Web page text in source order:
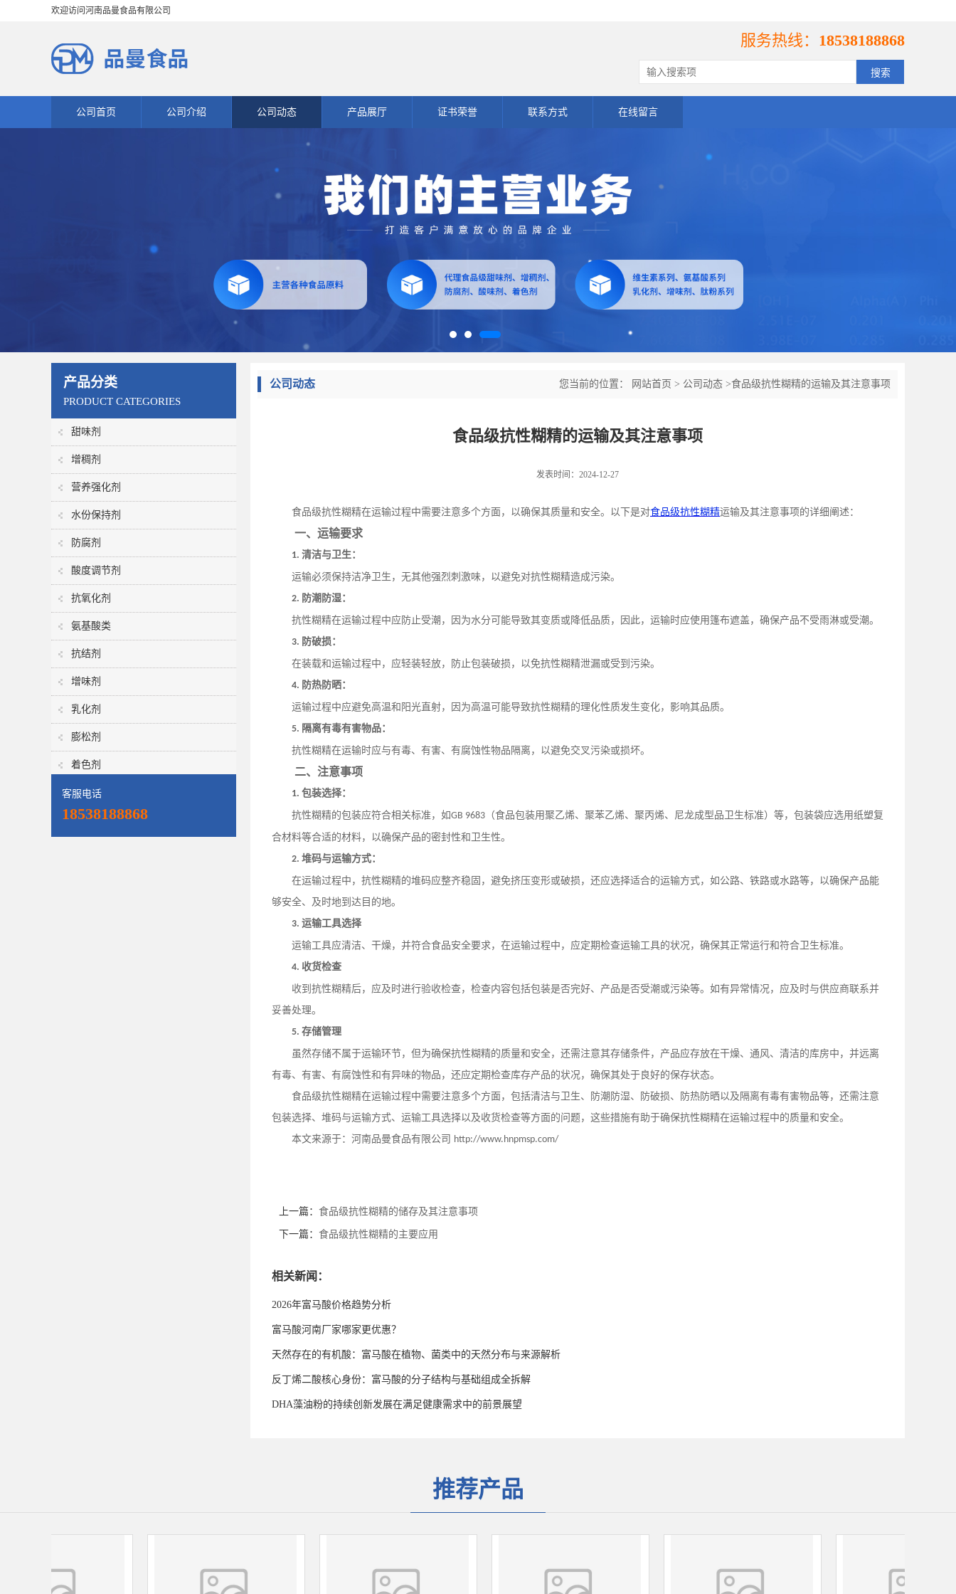
欢迎访问河南品曼食品有限公司
服务热线： 18538188868
公司首页 公司介绍 公司动态 产品展厅 证书荣誉 联系方式 在线留言
产品分类
PRODUCT CATEGORIES
甜味剂
增稠剂
营养强化剂
水份保持剂
防腐剂
酸度调节剂
抗氧化剂
氨基酸类
抗结剂
增味剂
乳化剂
膨松剂
着色剂
客服电话
18538188868
公司动态 您当前的位置： 网站首页 > 公司动态 >食品级抗性糊精的运输及其注意事项
食品级抗性糊精的运输及其注意事项
发表时间：2024-12-27
食品级抗性糊精在运输过程中需要注意多个方面，以确保其质量和安全。以下是对食品级抗性糊精运输及其注意事项的详细阐述：
一、运输要求
1. 清洁与卫生：
运输必须保持洁净卫生，无其他强烈刺激味，以避免对抗性糊精造成污染。
2. 防潮防湿：
抗性糊精在运输过程中应防止受潮，因为水分可能导致其变质或降低品质，因此，运输时应使用篷布遮盖，确保产品不受雨淋或受潮。
3. 防破损：
在装载和运输过程中，应轻装轻放，防止包装破损，以免抗性糊精泄漏或受到污染。
4. 防热防晒：
运输过程中应避免高温和阳光直射，因为高温可能导致抗性糊精的理化性质发生变化，影响其品质。
5. 隔离有毒有害物品：
抗性糊精在运输时应与有毒、有害、有腐蚀性物品隔离，以避免交叉污染或损坏。
二、注意事项
1. 包装选择：
抗性糊精的包装应符合相关标准，如GB 9683 （食品包装用聚乙烯、聚苯乙烯、聚丙烯、尼龙成型品卫生标准）等，包装袋应选用纸塑复
合材料等合适的材料，以确保产品的密封性和卫生性。
2. 堆码与运输方式：
在运输过程中，抗性糊精的堆码应整齐稳固，避免挤压变形或破损，还应选择适合的运输方式，如公路、铁路或水路等，以确保产品能
够安全、及时地到达目的地。
3. 运输工具选择
运输工具应清洁、干燥，并符合食品安全要求，在运输过程中，应定期检查运输工具的状况，确保其正常运行和符合卫生标准。
4. 收货检查
收到抗性糊精后，应及时进行验收检查，检查内容包括包装是否完好、产品是否受潮或污染等。如有异常情况，应及时与供应商联系并
妥善处理。
5. 存储管理
虽然存储不属于运输环节，但为确保抗性糊精的质量和安全，还需注意其存储条件，产品应存放在干燥、通风、清洁的库房中，并远离
有毒、有害、有腐蚀性和有异味的物品，还应定期检查库存产品的状况，确保其处于良好的保存状态。
食品级抗性糊精在运输过程中需要注意多个方面，包括清洁与卫生、防潮防湿、防破损、防热防晒以及隔离有毒有害物品等，还需注意
包装选择、堆码与运输方式、运输工具选择以及收货检查等方面的问题，这些措施有助于确保抗性糊精在运输过程中的质量和安全。
本文来源于：河南品曼食品有限公司 http://www.hnpmsp.com/
上一篇： 食品级抗性糊精的储存及其注意事项
下一篇： 食品级抗性糊精的主要应用
相关新闻：
2026年富马酸价格趋势分析
富马酸河南厂家哪家更优惠？
天然存在的有机酸：富马酸在植物、菌类中的天然分布与来源解析
反丁烯二酸核心身份：富马酸的分子结构与基础组成全拆解
DHA藻油粉的持续创新发展在满足健康需求中的前景展望
推荐产品